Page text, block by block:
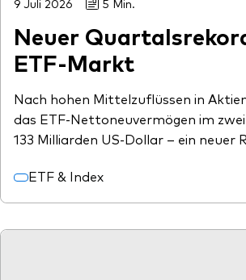
9 Juli 2026 5 Min.
Neuer
ETF-Markt
Nach hohen Mittelzuflüssen in
das ETF-Nettoneuvermögen im
133 Milliarden US-Dollar – ein neuer
ETF & Index